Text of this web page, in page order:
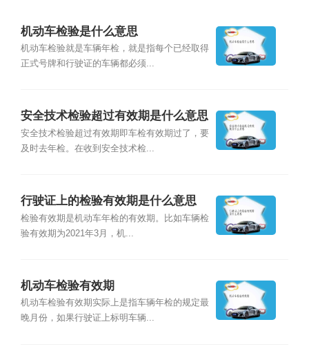
机动车检验是什么意思
机动车检验就是车辆年检，就是指每个已经取得
正式号牌和行驶证的车辆都必须...
安全技术检验超过有效期是什么意思
安全技术检验超过有效期即车检有效期过了，要
及时去年检。在收到安全技术检...
行驶证上的检验有效期是什么意思
检验有效期是机动车年检的有效期。比如车辆检
验有效期为2021年3月，机...
机动车检验有效期
机动车检验有效期实际上是指车辆年检的规定最
晚月份，如果行驶证上标明车辆...